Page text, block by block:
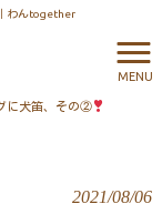
わんtogether
MENU
に犬笛、その②
2021/08/06